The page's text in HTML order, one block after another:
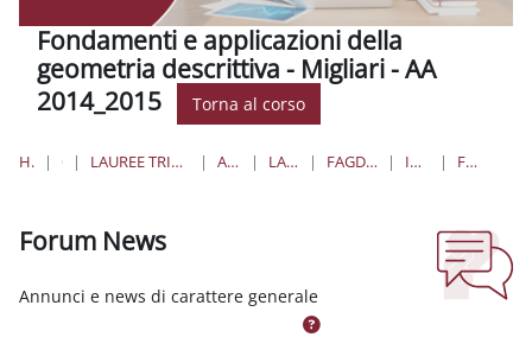
Fondamenti e applicazioni della
geometria descrittiva - Migliari - AA
2014_2015
Torna al corso
HOME CORSI LAUREE TRIENNALI, MAGISTRALI, A CICLO UNICO ARCHITETTURA LAUREE TRIENNALI FAGD - MIGLIARI - AA_14_15 INTRODUZIONE FORUM NEWS
Forum News
Annunci e news di carattere generale